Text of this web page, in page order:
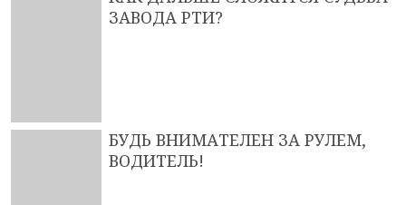
ЗАВОДА РТИ?
БУДЬ ВНИМАТЕЛЕН ЗА РУЛЕМ,
ВОДИТЕЛЬ!